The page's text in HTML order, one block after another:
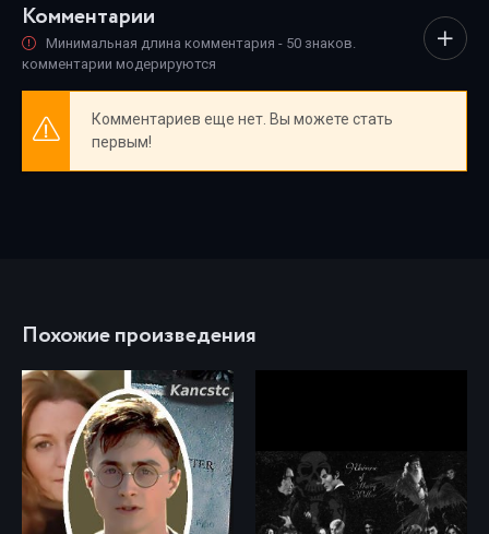
Комментарии
Минимальная длина комментария - 50 знаков.
комментарии модерируются
Комментариев еще нет. Вы можете стать
первым!
Похожие произведения